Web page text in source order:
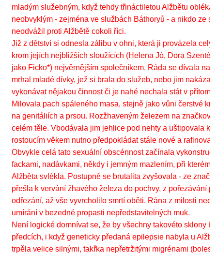
mladým služebným, když tehdy třináctiletou Alžbětu
neobvyklým - zejména ve službách Báthoryů - a nikdo ze
neodvážil proti Alžbětě cokoli říci.
Již z dětství si odnesla zálibu v ohni, která ji provázela
krom jejích nejbližších sloužících (Helena Jó, Dora
jako Ficko*) nejvěrnějším společníkem. Ráda se dívala na
mrhal mladé dívky, jež si brala do služeb, nebo jim
vykonávat nějakou činnost či je nahé nechala stát v
Milovala pach spáleného masa, stejně jako vůni čerstvé
na genitáliích a prsou. Rozžhaveným železem na
celém těle. Vbodávala jim jehlice pod nehty a uštipovala
rostoucím věkem nutno předpokládat stále nové a
Obvykle celá tato sexuální obscénnost začínala
fackami, nadávkami, někdy i jemným mazlením, při kterém
Alžběta svlékla. Postupně se brutalita zvyšovala - ze
přešla k vervání žhavého železa do pochvy, z pořezávání
odřezání, až vše vyvrcholilo smrtí oběti. Rána z milosti
umírání v bezedné propasti nepředstavitelných muk.
Není logické domnívat se, že by všechny takovéto sklony
předcích, i když geneticky předaná epilepsie nabyla u
trpěla velice silnými, takřka nepřetržitými migrénami (bolest